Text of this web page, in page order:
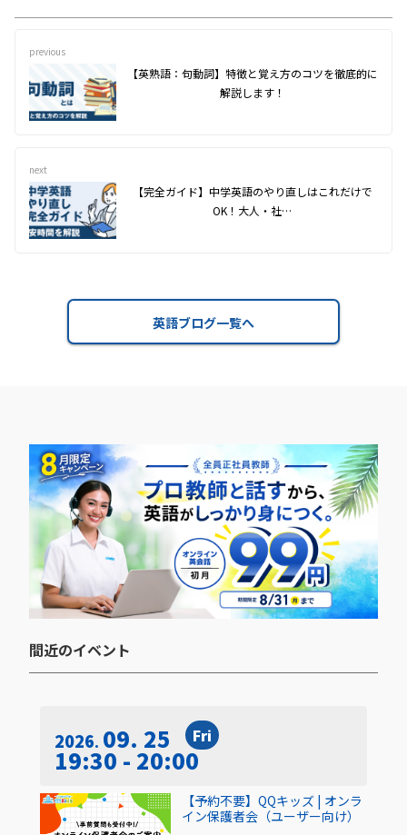
previous
【英熟語：句動詞】特徴と覚え方のコツを徹底的に
解説します！
next
【完全ガイド】中学英語のやり直しはこれだけで
OK！大人・社…
英語ブログ一覧へ
間近のイベント​
2026 09. 25 Fri
19:30 - 20:00
【予約不要】QQキッズ | オンラ
イン保護者会（ユーザー向け）